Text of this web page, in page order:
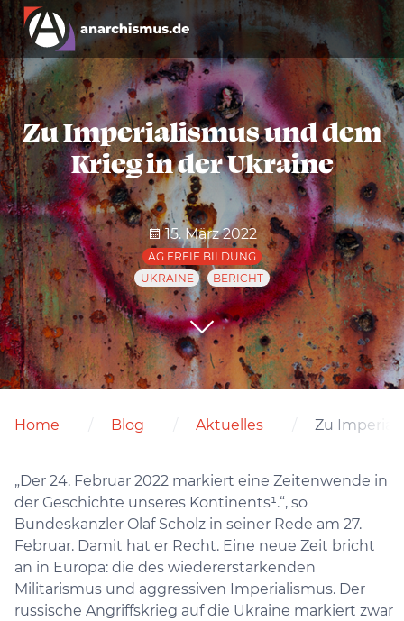
Zu Imperialismus und dem
Krieg in der Ukraine
15. März 2022
AG FREIE BILDUNG
UKRAINE
BERICHT
Home Blog Aktuelles Zu
„Der 24. Februar 2022 markiert eine Zeitenwende in
der Geschichte unseres Kontinents¹.“, so
Bundeskanzler Olaf Scholz in seiner Rede am 27.
Februar. Damit hat er Recht. Eine neue Zeit bricht
an in Europa: die des wiedererstarkenden
Militarismus und aggressiven Imperialismus. Der
russische Angriffskrieg auf die Ukraine markiert zwar